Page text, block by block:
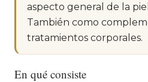
aspecto general de la
También como
tratamientos corporales.
En qué consiste